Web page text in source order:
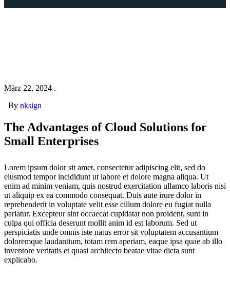
März 22, 2024 .
By nksign
The Advantages of Cloud Solutions for
Small Enterprises
Lorem ipsum dolor sit amet, consectetur adipiscing elit, sed do
eiusmod tempor incididunt ut labore et dolore magna aliqua. Ut
enim ad minim veniam, quis nostrud exercitation ullamco laboris nisi
ut aliquip ex ea commodo consequat. Duis aute irure dolor in
reprehenderit in voluptate velit esse cillum dolore eu fugiat nulla
pariatur. Excepteur sint occaecat cupidatat non proident, sunt in
culpa qui officia deserunt mollit anim id est laborum. Sed ut
perspiciatis unde omnis iste natus error sit voluptatem accusantium
doloremque laudantium, totam rem aperiam, eaque ipsa quae ab illo
inventore veritatis et quasi architecto beatae vitae dicta sunt
explicabo.